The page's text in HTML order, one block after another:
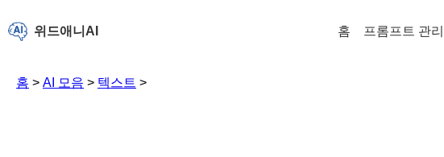
위드애니AI 홈 프롬프트 관리
홈 > AI 모음 > 텍스트 >